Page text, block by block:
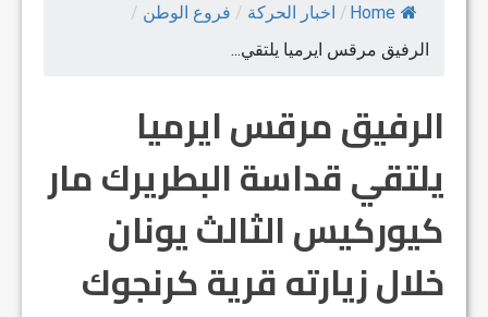
Home
/ اخبار الحركة / فروع الوطن /
الرفيق مرقس ايرميا يلتقي...
الرفيق مرقس ايرميا
يلتقي قداسة البطريرك مار
كيوركيس الثالث يونان‏
خلال زيارته قرية كرنجوك